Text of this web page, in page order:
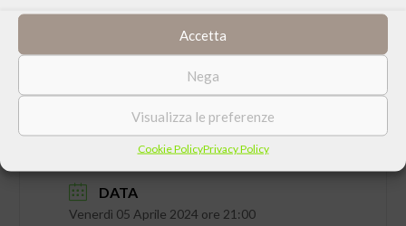
Accetta
Nega
Visualizza le preferenze
Cookie PolicyPrivacy Policy
DATA
Venerdì 05 Aprile 2024 ore 21:00